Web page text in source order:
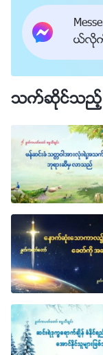
ယ္လိုက္
သက္ဆိုင္သည့္